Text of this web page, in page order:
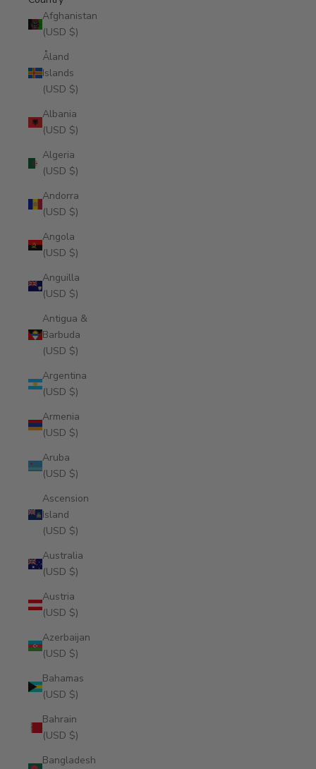
Afghanistan
(USD $)
Åland
Islands
(USD $)
Albania
(USD $)
Algeria
(USD $)
Andorra
(USD $)
Angola
(USD $)
Anguilla
(USD $)
Antigua &
Barbuda
(USD $)
Argentina
(USD $)
Armenia
(USD $)
Aruba
(USD $)
Ascension
Island
(USD $)
Australia
(USD $)
Austria
(USD $)
Azerbaijan
(USD $)
Bahamas
(USD $)
Bahrain
(USD $)
Bangladesh